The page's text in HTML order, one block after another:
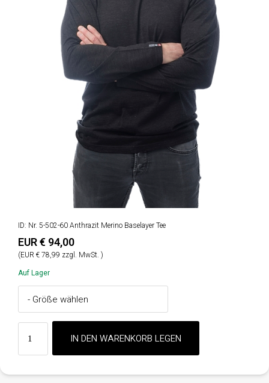
ID: Nr. 5-502-60 Anthrazit Merino Baselayer Tee
EUR € 94,00
(EUR € 78,99 zzgl. MwSt. )
Auf Lager